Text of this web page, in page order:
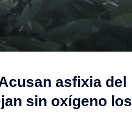
asfixia del
sin oxígeno los